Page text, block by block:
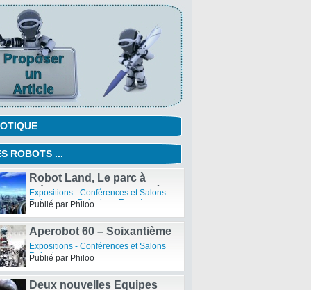
ROBOTS ...
Robot Land, Le parc à
thème robotique en Corée
Expositions - Conférences et Salons
Robotiques,Robotique Fun et
Intelligente
Publié par Philoo
Aperobot 60 – Soixantième